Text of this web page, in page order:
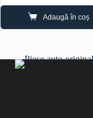
Adaugă în coș